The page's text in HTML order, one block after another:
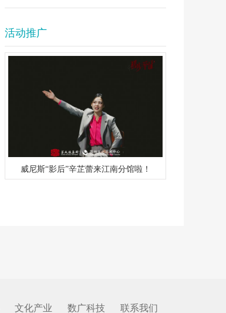
活动推广
威尼斯“影后”辛芷蕾来江南分馆啦！
文化产业 数广科技 联系我们